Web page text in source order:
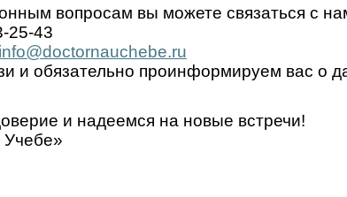
вопросам вы можете связаться с
25-43
info@doctornauchebe.ru
и обязательно проинформируем вас о
и надеемся на новые встречи!
Учебе»